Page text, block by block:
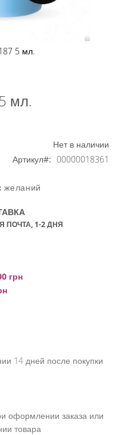
5 мл.
мл.
Нет в наличии
Артикул
00000018361
желаний
ПОЧТА, 1-2 ДНЯ
грн
14 дней после покупки
оформлении заказа или
товара